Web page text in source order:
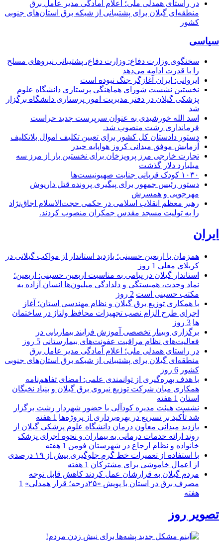
در راستای همدلی ملی؛ اعلام آمادگی مدیر عامل برق
منطقه‌ای گیلان برای پشتیبانی از شبكه برق استان‌های جنوبی
كشور
سیاسی
سخنگوی وزارت دفاع: وزارت دفاع، پشتیبانی نیرو‌های مسلح
را با قدرت ادامه می‌دهد
ایروانی: ایران آغازگر جنگ نبوده است
نخستین نشست شورای هماهنگی پرستاری دانشگاه علوم
پزشکی گیلان در دفتر مدیریت امور پرستاری دانشگاه برگزار
شد
اسد الله خورشیدی به عنوان سرپرست جدید حراست
فرمانداری رشت منصوب شد.
دستور دادستان کل کشور برای تعیین تکلیف اموال بلاتکلیف
آزمایش موفق میدانی کروز هواپایه حیدر
تجارت خارجی مرز پرویزخان برای نخستین بار از مرز سه
میلیارد دلار گذشت
۱۰۳۰ کودک قربانی جنایت صهیونیست‌ها
دستور رئیس جمهور برای پیگیری پرونده قتل داریوش
مهرجویی و همسرش
رهبر معظم انقلاب اسلامی در حکمی حجت‌الاسلام اجاق‌نژاد
را به تولیت مسجد مقدس جمکران منصوب کردند.
ایران
همزمان با اربعین حسینی؛ بازدید استاندار از مواکب گیلانی در
کربلای معلی 1 روز
استاندار گیلان در پیامی به مناسبت اربعین حسینی: اربعین؛
نماد وحدت، همبستگی و دلدادگی میلیون‌ها انسان آزاده به
مکتب حسینی است 2 روز
با همکاری توزیع برق گیلان و نظام مهندسی استان؛ آغاز
اجرای طرح الزام نصب تجهیزات محافظ ولتاژ در ساختمان
ها 3 روز
برگزاری وبینار تخصصی آموزش فرایند بیماریابی در
فعالیت‌های نظام مراقبت عفونت‌های بیمارستانی 5 روز
در راستای همدلی ملی؛ اعلام آمادگی مدیر عامل برق
منطقه‌ای گیلان برای پشتیبانی از شبكه برق استان‌های جنوبی
كشور 6 روز
با هدف بهره‌گیری از توانمندی علمی: امضای تفاهم‌نامه
همكاری میان شركت توزیع نیروی برق گیلان و بنیاد نخبگان
استان 1 هفته
نشست هیئت مدیره کودآلی با حضور شهردار رشت برگزار
شد تأکید بر تسریع در بهره‌برداری از پروژه‌ها 1 هفته
بازدید میدانی معاون درمان دانشگاه علوم پزشکی گیلان از
روند ارائه خدمات درمانی به بیماران و نحوه اجرای پزشک
خانواده و نظام ارجاع در شهرستان فومن 1 هفته
با استفاده از تعمیرات خط گرم جلوگیری بیش از ۱۹ درصدی
از اعمال خاموشی برای مشتركان 1 هفته
مردم گیلان به قرارشان عمل کردند كاهش قابل توجه
مصرف برق در استان با پویش «۲۵درجه؛ قرار همدلی»
1
هفته
تصویر روز